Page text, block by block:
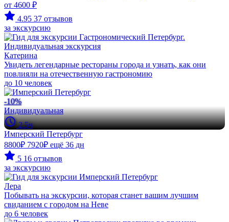
от 4600 ₽
4.95 37 отзывов
за экскурсию
Катерина
Увидеть легендарные рестораны города и узнать, как они
повлияли на отечественную гастрономию
до 10 человек
-10%
Индивидуальная
2.5ч
Имперский Петербург
8800₽ 7920₽ ещё 36 дн
5 16 отзывов
за экскурсию
Лера
Побывать на экскурсии, которая станет вашим лучшим
свиданием с городом на Неве
до 6 человек